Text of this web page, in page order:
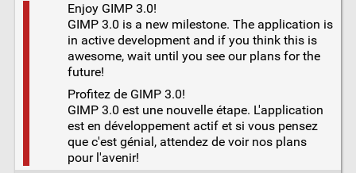
Enjoy GIMP 3.0!
GIMP 3.0 is a new milestone. The application is
in active development and if you think this is
awesome, wait until you see our plans for the
future!
Profitez de GIMP 3.0!
GIMP 3.0 est une nouvelle étape. L'application
est en développement actif et si vous pensez
que c'est génial, attendez de voir nos plans
pour l'avenir!